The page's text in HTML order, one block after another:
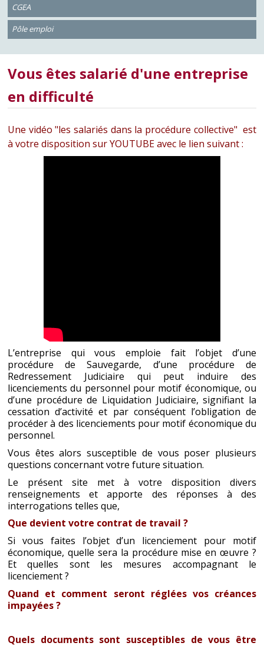
CGEA
Pôle emploi
Vous êtes salarié d'une entreprise
en difficulté
Une vidéo "les salariés dans la procédure collective" est
à votre disposition sur YOUTUBE avec le lien suivant :
L’entreprise qui vous emploie fait l’objet d’une
procédure de Sauvegarde, d’une procédure de
Redressement Judiciaire qui peut induire des
licenciements du personnel pour motif économique, ou
d’une procédure de Liquidation Judiciaire, signifiant la
cessation d’activité et par conséquent l’obligation de
procéder à des licenciements pour motif économique du
personnel.
Vous êtes alors susceptible de vous poser plusieurs
questions concernant votre future situation.
Le présent site met à votre disposition divers
renseignements et apporte des réponses à des
interrogations telles que,
Que devient votre contrat de travail ?
Si vous faites l’objet d’un licenciement pour motif
économique, quelle sera la procédure mise en œuvre ?
Et quelles sont les mesures accompagnant le
licenciement ?
Quand et comment seront réglées vos créances
impayées ?
Quels documents sont susceptibles de vous être